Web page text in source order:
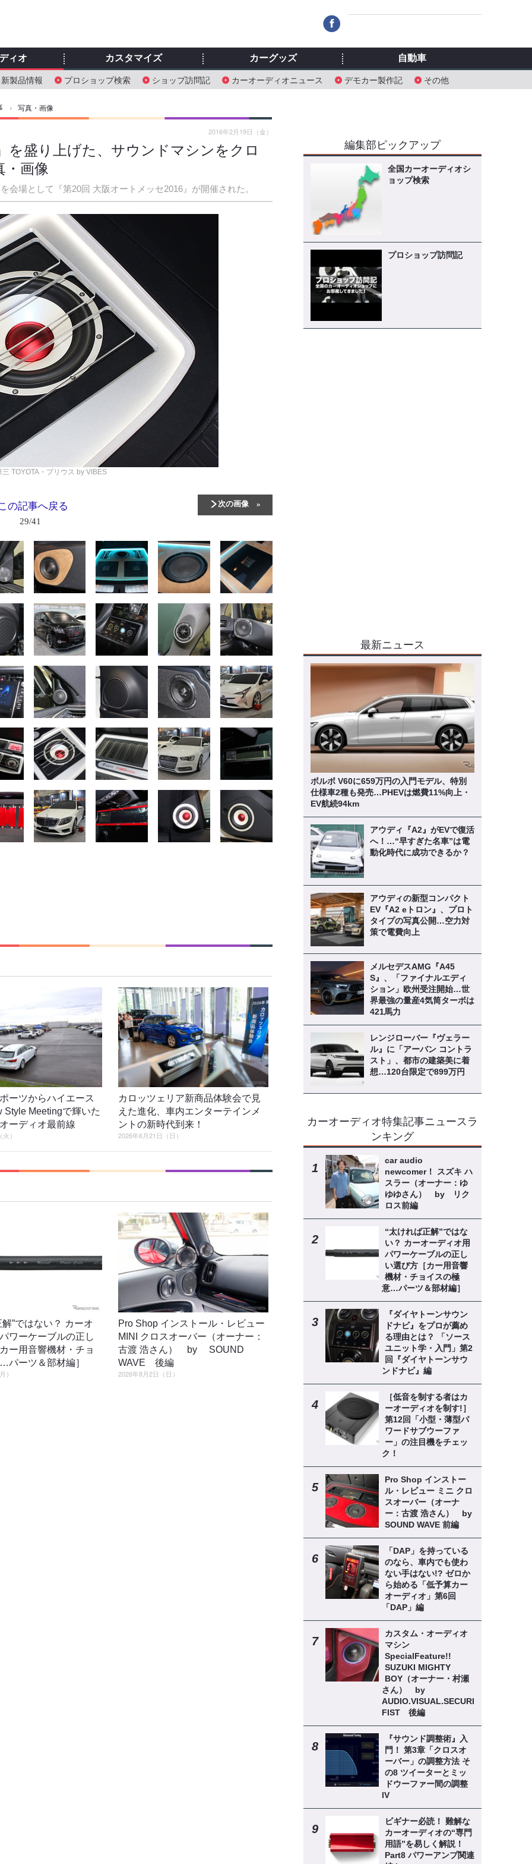
ィオ
新製品情報 プロショップ検索 ショップ訪問記 カーオーディオニュース デモカー製作記 その他
カスタマイズ カーグッズ 自動車
› 写真・画像
を盛り上げた、サウンドマシンをクロ
・画像
会場として『第20回 大阪オートメッセ2016』が開催された。
2016年2月19日（金）
三 TOYOTA・プリウス by VIBES
次の画像
の記事へ戻る
29/41
ーツからハイエース
Style Meetingで輝いた
ーディオ最前線
）
カロッツェリア新商品体験会で見
えた進化、車内エンターテインメ
ントの新時代到来！
2026年6月21日（日）
”ではない？ カーオ
ワーケーブルの正し
ー用音響機材・チョ
パーツ＆部材編］
）
Pro Shop インストール・レビュー
MINI クロスオーバー（オーナー：
古渡 浩さん） by SOUND
WAVE 後編
2026年8月2日（日）
編集部ピックアップ
全国カーオーディオシ
ョップ検索
プロショップ訪問記
最新ニュース
ボルボ V60に659万円の入門モデル、特別
仕様車2種も発売…PHEVは燃費11%向上・
EV航続94km
アウディ『A2』がEVで復活
へ！…“早すぎた名車”は電
動化時代に成功できるか？
アウディの新型コンパクト
EV『A2 eトロン』、プロト
タイプの写真公開…空力対
策で電費向上
メルセデスAMG『A45
S』、「ファイナルエディ
ション」欧州受注開始…世
界最強の量産4気筒ターボは
421馬力
レンジローバー『ヴェラー
ル』に「アーバン コントラ
スト」、都市の建築美に着
想…120台限定で899万円
カーオーディオ特集記事ニュースラ
ンキング
car audio
newcomer！ スズキ ハ
スラー（オーナー：ゆ
ゆゆさん） by リク
ロス前編
“太ければ正解”ではな
い？ カーオーディオ用
パワーケーブルの正し
い選び方［カー用音響
機材・チョイスの極
意…パーツ＆部材編］
『ダイヤトーンサウン
ドナビ』をプロが薦め
る理由とは？ 「ソース
ユニット学・入門」第2
回『ダイヤトーンサウ
ンドナビ』編
［低音を制する者はカ
ーオーディオを制す!］
第12回「小型・薄型パ
ワードサブウーファ
ー」の注目機をチェッ
ク！
Pro Shop インストー
ル・レビュー ミニ クロ
スオーバー（オーナ
ー：古渡 浩さん） by
SOUND WAVE 前編
「DAP」を持っている
のなら、車内でも使わ
ない手はない!? ゼロか
ら始める「低予算カー
オーディオ」第6回
「DAP」編
カスタム・オーディオ
マシン
SpecialFeature!!
SUZUKI MIGHTY
BOY（オーナー・村瀬
さん） by
AUDIO.VISUAL.SECURITY
FIST 後編
『サウンド調整術』入
門！ 第3章「クロスオ
ーバー」の調整方法 そ
の8 ツイーターとミッ
ドウーファー間の調整
lV
ビギナー必読！ 難解な
カーオーディオの“専門
用語”を易しく解説！
Part8 パワーアンプ関連